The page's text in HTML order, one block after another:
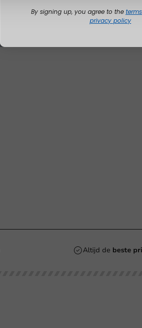
Altijd de beste
By signing up, you agree to the
privacy policy